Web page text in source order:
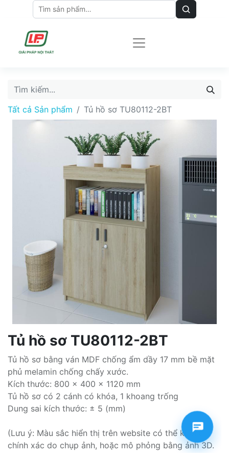
Tất cả Sản phẩm Tủ hồ sơ TU80112-2BT
Tủ hồ sơ TU80112-2BT
Tủ hồ sơ bằng ván MDF chống ẩm dầy 17 mm bề mặt
phủ melamin chống chấy xước.
Kích thước: 800 x 400 x 1120 mm
Tủ hồ sơ có 2 cánh có khóa, 1 khoang trống
Dung sai kích thước: ± 5 (mm)
(Lưu ý: Màu sắc hiển thị trên website có thể không
chính xác do chụp ảnh, hoặc mô phỏng bằng ảnh 3D.